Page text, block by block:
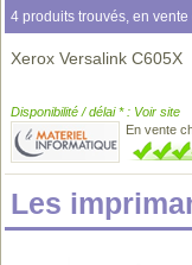
4 produits trouvés, en
Xerox Versalink C605X
Disponibilité / délai * : Voir site
En vente
Les